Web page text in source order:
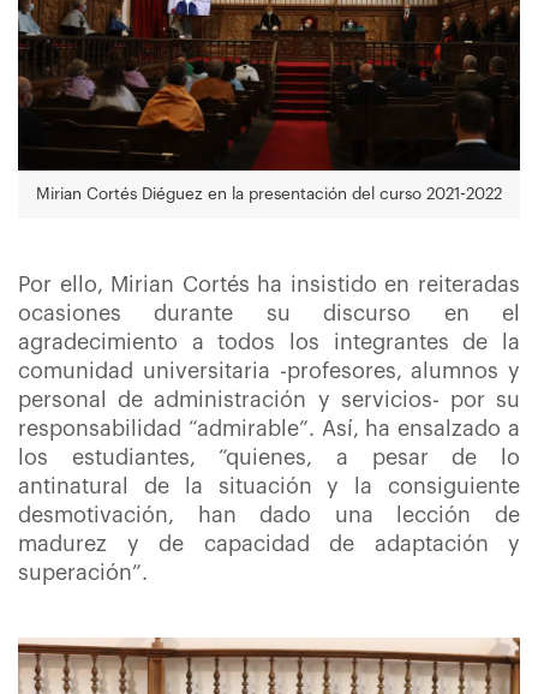
Mirian Cortés Diéguez en la presentación del curso 2021-2022
Por ello, Mirian Cortés ha insistido en reiteradas
ocasiones durante su discurso en el
agradecimiento a todos los integrantes de la
comunidad universitaria -profesores, alumnos y
personal de administración y servicios- por su
responsabilidad “admirable”. Así, ha ensalzado a
los estudiantes, “quienes, a pesar de lo
antinatural de la situación y la consiguiente
desmotivación, han dado una lección de
madurez y de capacidad de adaptación y
superación”.